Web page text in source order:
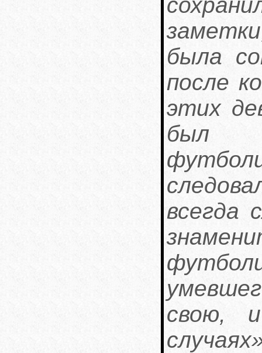
была
после
этих
был
всегда
свою,